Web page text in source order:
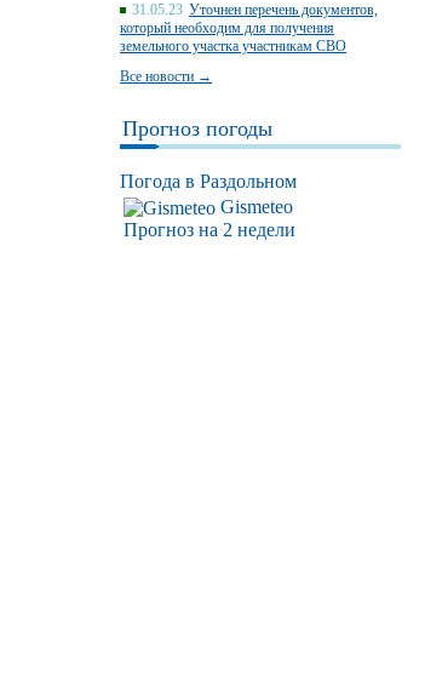
31.05.23 Уточнен перечень документов,
который необходим для получения
земельного участка участникам СВО
Все новости →
Прогноз погоды
Погода в Раздольном
Gismeteo
Прогноз на 2 недели